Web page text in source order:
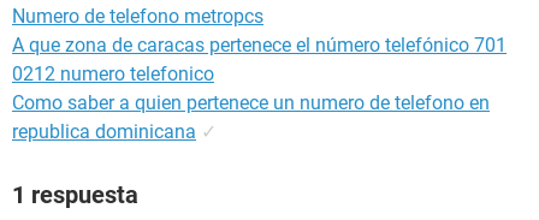
Numero de telefono metropcs
A que zona de caracas pertenece el número telefónico 701
0212 numero telefonico
Como saber a quien pertenece un numero de telefono en
republica dominicana ✓
1 respuesta